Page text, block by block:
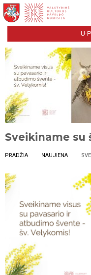
U-
Sveikiname su
PRADŽIA NAUJIENA